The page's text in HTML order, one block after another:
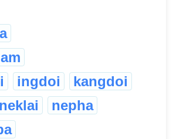
ingdoi kangdoi
neklai nepha